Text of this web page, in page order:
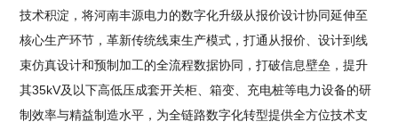
技术积淀，将河南丰源电力的数字化升级从报价设计协同延伸至
核心生产环节，革新传统线束生产模式，打通从报价、设计到线
束仿真设计和预制加工的全流程数据协同，打破信息壁垒，提升
其35kV及以下高低压成套开关柜、箱变、充电桩等电力设备的研
制效率与精益制造水平，为全链路数字化转型提供全方位技术支